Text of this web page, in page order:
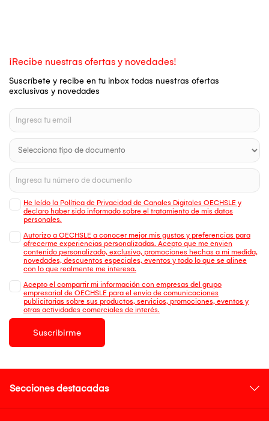
¡Recibe nuestras ofertas y novedades!
Suscríbete y recibe en tu inbox todas nuestras ofertas
exclusivas y novedades
He leído la Política de Privacidad de Canales Digitales OECHSLE y
declaro haber sido informado sobre el tratamiento de mis datos
personales.
Autorizo a OECHSLE a conocer mejor mis gustos y preferencias para
ofrecerme experiencias personalizadas. Acepto que me envien
contenido personalizado, exclusivo, promociones hechas a mi medida,
novedades, descuentos especiales, eventos y todo lo que se alinee
con lo que realmente me interesa.
Acepto el compartir mi información con empresas del grupo
empresarial de OECHSLE para el envío de comunicaciones
publicitarias sobre sus productos, servicios, promociones, eventos y
otras actividades comerciales de interés.
Suscribirme
Secciones destacadas